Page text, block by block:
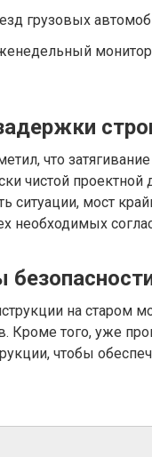
грузовых
что
чистой проектной
ситуации, мост
необходимых
на старом
Кроме того, уже
чтобы